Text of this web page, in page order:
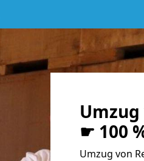
☛ 100
Umzug von